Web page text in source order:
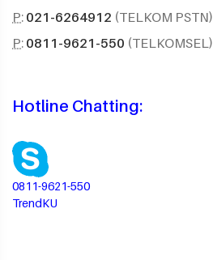
P: 021-6264912 (TELKOM PSTN)
P: 0811-9621-550 (TELKOMSEL)
Hotline Chatting:
0811-9621-550
TrendKU